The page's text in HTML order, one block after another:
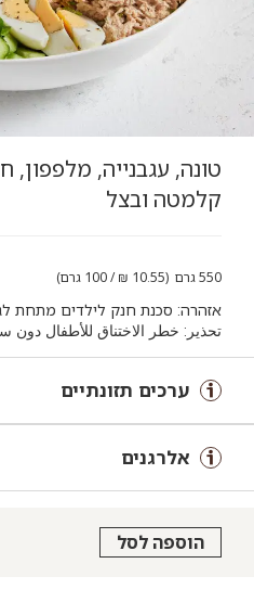
טונה, עגבנייה, מלפפון,
קלמטה ובצל
550 גרם (10.55 ₪ / 100 גרם)
אזהרה: סכנת חנק לילדים מתחת
تحذير: خطر الاختناق للأطفال دون سن 5
ערכים תזונתיים
אלרגנים
הוספה לסל